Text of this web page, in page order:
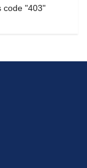
code "403"